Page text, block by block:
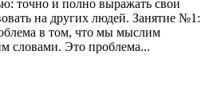
точно и полно выражать свои
на других людей.️ Занятие №1:
в том, что мы мыслим
словами. Это проблема...